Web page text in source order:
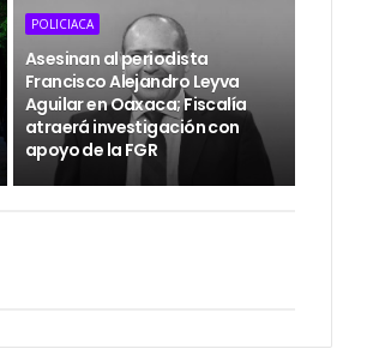
POLICIACA
Asesinan al periodista
Francisco Alejandro Leyva
Aguilar en Oaxaca; Fiscalía
atraerá investigación con
apoyo de la FGR